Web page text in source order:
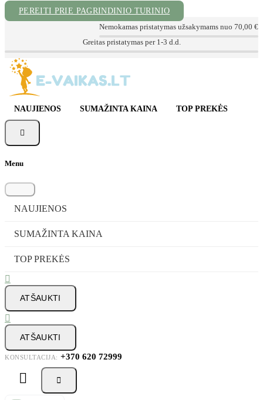
PEREITI PRIE PAGRINDINIO TURINIO
Nemokamas pristatymas užsakymams nuo 70,00 €
Kokybiškos prekės už geriausią kainą
NAUJIENOS SUMAŽINTA KAINA TOP PREKĖS

Menu
NAUJIENOS
SUMAŽINTA KAINA
TOP PREKĖS

ATŠAUKTI

ATŠAUKTI
KONSULTACIJA: +370 620 72999
 